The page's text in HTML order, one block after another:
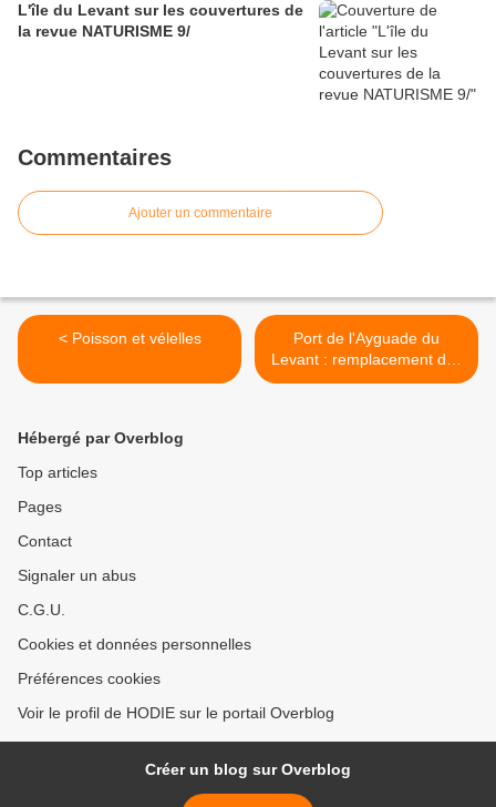
L'île du Levant sur les couvertures de
la revue NATURISME 9/
Commentaires
Ajouter un commentaire
< Poisson et vélelles
Port de l'Ayguade du
Levant : remplacement des
travées / Poursuite de
Hébergé par Overblog
Top articles
Pages
Contact
Signaler un abus
C.G.U.
Cookies et données personnelles
Préférences cookies
Voir le profil de HODIE sur le portail Overblog
Créer un blog sur Overblog